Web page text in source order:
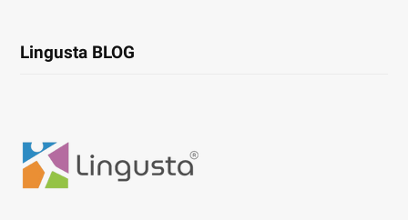
Lingusta BLOG